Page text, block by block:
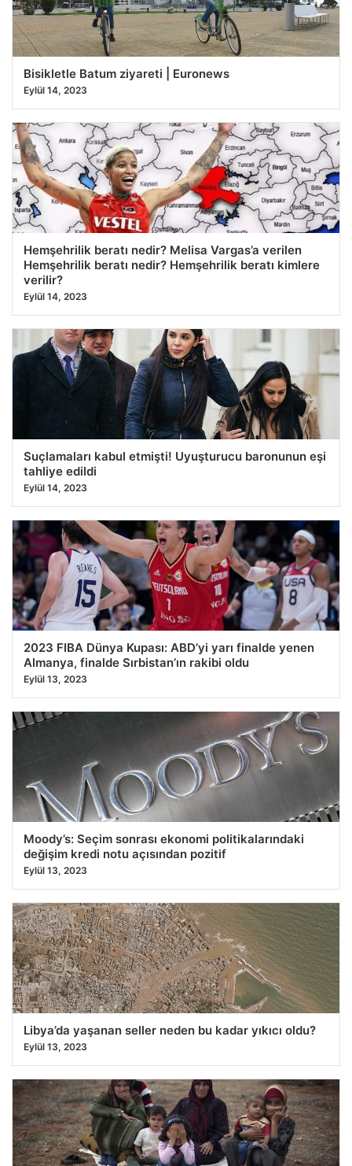
Bisikletle Batum ziyareti | Euronews
Eylül 14, 2023
Hemşehrilik beratı nedir? Melisa Vargas’a verilen
Hemşehrilik beratı nedir? Hemşehrilik beratı kimlere
verilir?
Eylül 14, 2023
Suçlamaları kabul etmişti! Uyuşturucu baronunun eşi
tahliye edildi
Eylül 14, 2023
2023 FIBA Dünya Kupası: ABD’yi yarı finalde yenen
Almanya, finalde Sırbistan’ın rakibi oldu
Eylül 13, 2023
Moody’s: Seçim sonrası ekonomi politikalarındaki
değişim kredi notu açısından pozitif
Eylül 13, 2023
Libya’da yaşanan seller neden bu kadar yıkıcı oldu?
Eylül 13, 2023